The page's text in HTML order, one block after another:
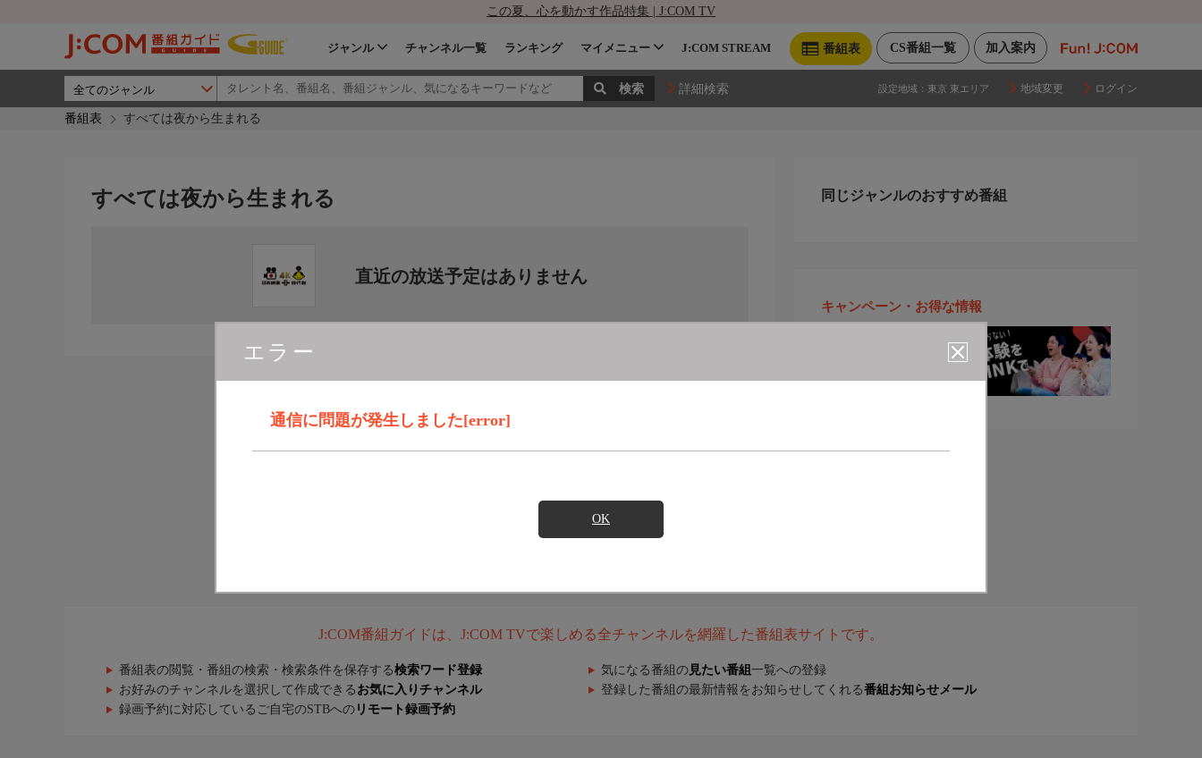
この夏、心を動かす作品特集 | J:COM TV
加入案内
CS番組一覧
番組表
ジャンル チャンネル一覧 ランキング マイメニュー J:COM STREAM
詳細検索 設定地域： 東京 東エリア 地域変更 ログイン
番組表 すべては夜から生まれる
エラー
通信に問題が発生しました[error]
OK
すべては夜から生まれる
直近の放送予定はありません
同じジャンルのおすすめ番組
キャンペーン・お得な情報
J:COM番組ガイドは、J:COM TVで楽しめる全チャンネルを網羅した番組表サイトです。
番組表の閲覧・番組の検索・検索条件を保存する検索ワード登録 気になる番組の 見たい番組 一覧への登録
お好みのチャンネルを選択して作成できる お気に入りチャンネル 登録した番組の最新情報をお知らせしてくれる番組お知らせメール
録画予約に対応しているご自宅のSTBへの リモート録画予約